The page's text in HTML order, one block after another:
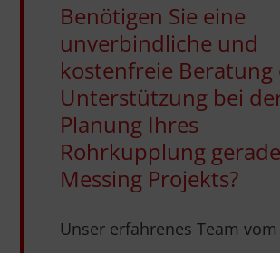
Benötigen Sie eine
unverbindliche und
kostenfreie Beratung
Unterstützung bei
Planung Ihres
Rohrkupplung
Messing Projekts?
Unser erfahrenes Team